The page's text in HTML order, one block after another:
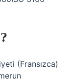
(Fransızca)